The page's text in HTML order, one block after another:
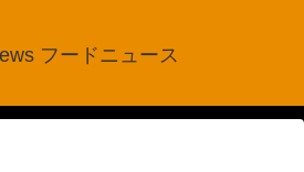
フードニュース